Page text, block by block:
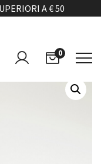
A € 50
0